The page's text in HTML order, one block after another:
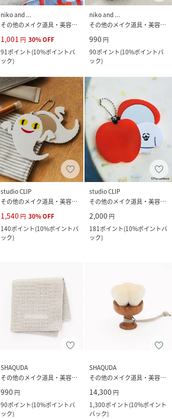
niko and ...
その他のメイク道具・美容器具
1,001 円 30%OFF
91ポイント(10%ポイントバ
ック)
niko and ...
その他のメイク道具・美容器具
990 円
90ポイント(10%ポイントバ
ック)
studio CLIP
その他のメイク道具・美容器具
1,540 円 30%OFF
140ポイント(10%ポイントバ
ック)
studio CLIP
その他のメイク道具・美容器具
2,000 円
181ポイント(10%ポイントバ
ック)
SHAQUDA
その他のメイク道具・美容器具
990 円
90ポイント(10%ポイントバ
ック)
SHAQUDA
その他のメイク道具・美容器具
14,300 円
1,300ポイント(10%ポイント
バック)